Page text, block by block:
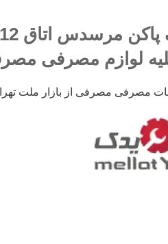
لوازم مصرفی
مصرفی مصرفی از بازار ملت